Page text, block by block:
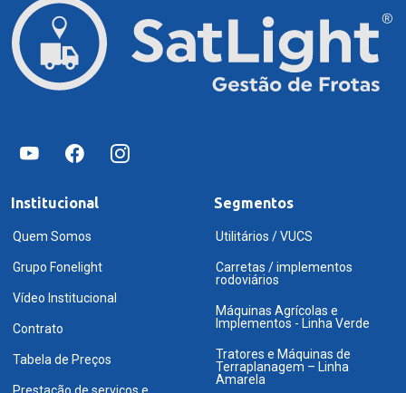
Institucional
Quem Somos
Grupo Fonelight
Vídeo Institucional
Contrato
Tabela de Preços
Segmentos
Utilitários / VUCS
Carretas / implementos
rodoviários
Máquinas Agrícolas e
Implementos - Linha Verde
Tratores e Máquinas de
Terraplanagem – Linha
Amarela